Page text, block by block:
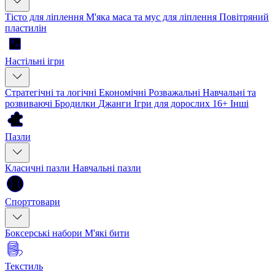
Тісто для ліплення М'яка маса та мус для ліплення Повітряний
пластилін
Настільні ігри
Стратегічні та логічні Економічні Розважальні Навчальні та
розвиваючі Бродилки Джанги Ігри для дорослих 16+ Інші
Пазли
Класичні пазли Навчальні пазли
Спорттовари
Боксерські набори М'які бити
Текстиль